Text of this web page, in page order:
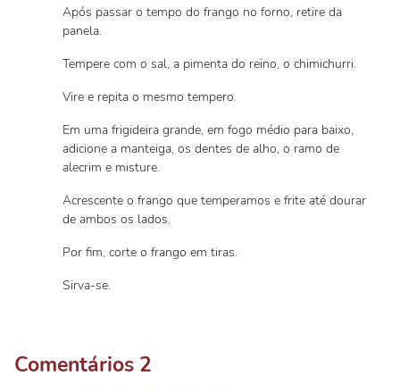
Após passar o tempo do frango no forno, retire da
panela.
Tempere com o sal, a pimenta do reino, o chimichurri.
Vire e repita o mesmo tempero.
Em uma frigideira grande, em fogo médio para baixo,
adicione a manteiga, os dentes de alho, o ramo de
alecrim e misture.
Acrescente o frango que temperamos e frite até dourar
de ambos os lados.
Por fim, corte o frango em tiras.
Sirva-se.
Comentários 2